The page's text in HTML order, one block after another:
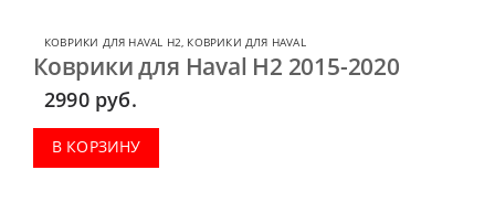
КОВРИКИ ДЛЯ HAVAL H2, КОВРИКИ ДЛЯ HAVAL
Коврики для Haval H2 2015-2020
2990 руб.
В КОРЗИНУ